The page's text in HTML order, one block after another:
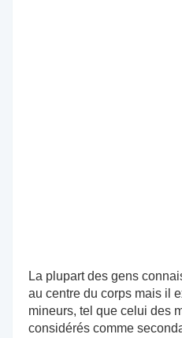
La plupart des gens
au centre du corps mais il
mineurs, tel que celui des
considérés comme